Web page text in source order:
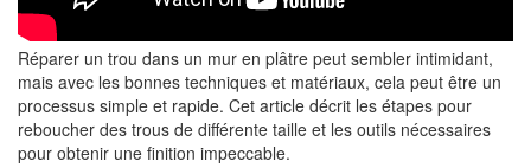
Réparer un trou dans un mur en plâtre peut sembler intimidant,
mais avec les bonnes techniques et matériaux, cela peut être un
processus simple et rapide. Cet article décrit les étapes pour
reboucher des trous de différente taille et les outils nécessaires
pour obtenir une finition impeccable.